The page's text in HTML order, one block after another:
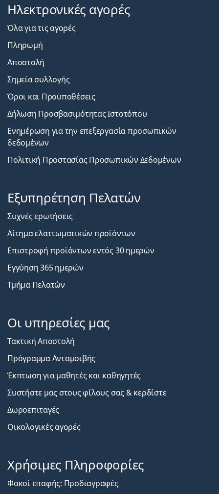
Ηλεκτρονικές αγορές
Όλα για τις αγορές
Πληρωμή
Αποστολή
Σημεία συλλογής
Όροι και Προϋποθέσεις
Δήλωση Προσβασιμότητας Ιστοτόπου
Ενημέρωση για την επεξεργασία προσωπικών
δεδομένων
Πολιτική Προστασίας Προσωπικών Δεδομένων
Εξυπηρέτηση Πελατών
Συχνές ερωτήσεις
Αίτημα ελαττωματικών προϊόντων
Επιστροφή προϊόντων εντός 30 ημερών
Εγγύηση 365 ημερών
Τμήμα Πελατών
Οι υπηρεσίες μας
Τακτική Αποστολή
Πρόγραμμα Ανταμοιβής
Έκπτωση για μαθητές και καθηγητές
Συστήστε μας στους φίλους σας & κερδίστε
Δωροεπιταγές
Οικολογικές αγορές
Χρήσιμες Πληροφορίες
Φακοί επαφής: Προδιαγραφές